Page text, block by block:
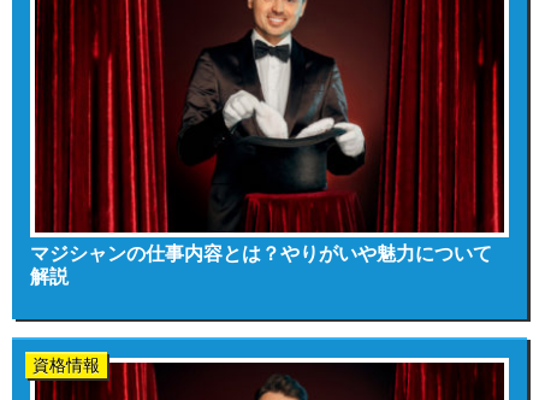
マジシャンの仕事内容とは？やりがいや魅力について
解説
資格情報